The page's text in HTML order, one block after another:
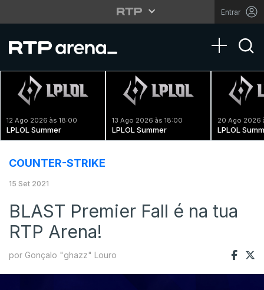
Entrar
Toggle
12 Ago 2026 às 18:00
LPLOL Summer
13 Ago 2026 às 18:00
LPLOL Summer
20 Ago 2026
LPLOL
COUNTER-STRIKE
15 Set 2021
BLAST Premier Fall é na tua
RTP Arena!
por Gonçalo "ghazz" Louro